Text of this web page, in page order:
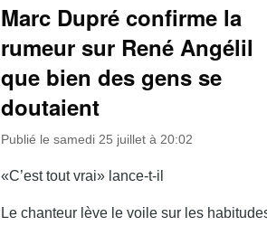
Marc Dupré confirme la
rumeur sur René Angélil
que bien des gens se
doutaient
Publié le samedi 25 juillet à 20:02
«C’est tout vrai» lance-t-il
Le chanteur lève le voile sur les